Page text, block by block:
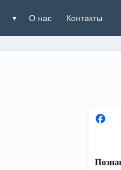
▾ О нас Контакты